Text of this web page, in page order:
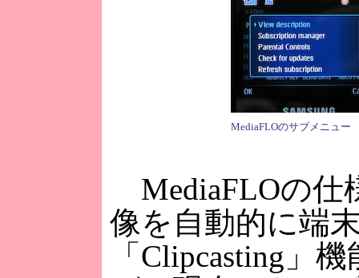
MediaFLOのサブメニュー
MediaFLOの仕
像を自動的に端
「Clipcasting」